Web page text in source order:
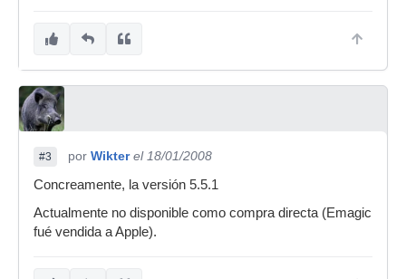
#3 por Wikter el 18/01/2008
Concreamente, la versión 5.5.1
Actualmente no disponible como compra directa (Emagic
fué vendida a Apple).